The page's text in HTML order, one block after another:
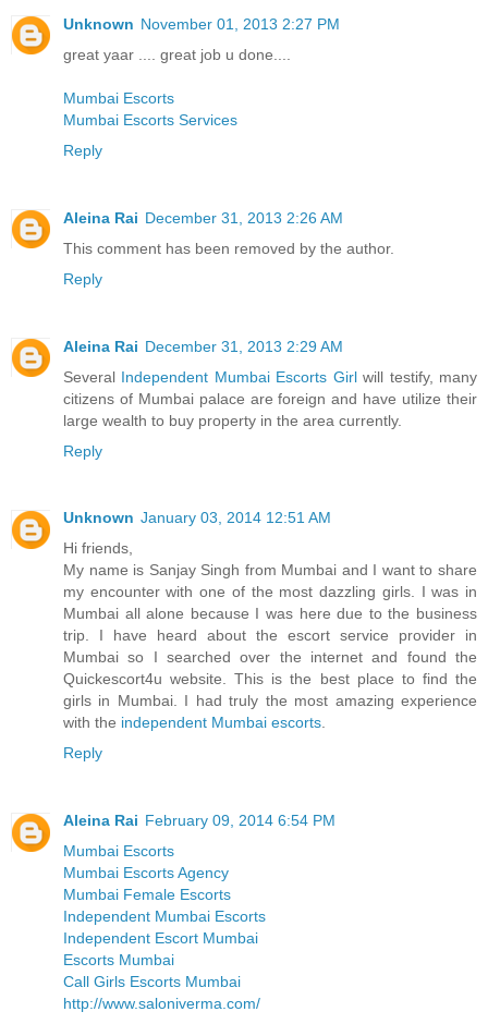
Unknown November 01, 2013 2:27 PM
great yaar .... great job u done....
Mumbai Escorts
Mumbai Escorts Services
Reply
Aleina Rai December 31, 2013 2:26 AM
This comment has been removed by the author.
Reply
Aleina Rai December 31, 2013 2:29 AM
Several Independent Mumbai Escorts Girlwill testify, many
citizens of Mumbai palace are foreign and have utilize their
large wealth to buy property in the area currently.
Reply
Unknown January 03, 2014 12:51 AM
Hi friends,
My name is Sanjay Singh from Mumbai and I want to share
my encounter with one of the most dazzling girls. I was in
Mumbai all alone because I was here due to the business
trip. I have heard about the escort service provider in
Mumbai so I searched over the internet and found the
Quickescort4u website. This is the best place to find the
girls in Mumbai. I had truly the most amazing experience
with the independent Mumbai escorts.
Reply
Aleina Rai February 09, 2014 6:54 PM
Mumbai Escorts
Mumbai Escorts Agency
Mumbai Female Escorts
Independent Mumbai Escorts
Independent Escort Mumbai
Escorts Mumbai
Call Girls Escorts Mumbai
http://www.saloniverma.com/